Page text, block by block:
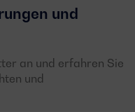
und
an und erfahren Sie
und